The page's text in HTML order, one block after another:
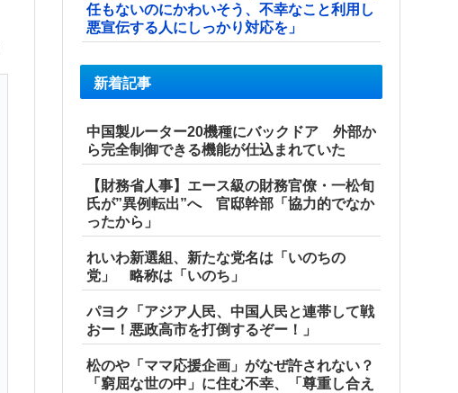
任もないのにかわいそう、不幸なこと利用し
悪宣伝する人にしっかり対応を」
新着記事
中国製ルーター20機種にバックドア 外部か
ら完全制御できる機能が仕込まれていた
【財務省人事】エース級の財務官僚・一松旬
氏が”異例転出”へ 官邸幹部「協力的でなか
ったから」
れいわ新選組、新たな党名は「いのちの
党」 略称は「いのち」
パヨク「アジア人民、中国人民と連帯して戦
おー！悪政高市を打倒するぞー！」
松のや「ママ応援企画」がなぜ許されない？
「窮屈な世の中」に住む不幸、「尊重し合え